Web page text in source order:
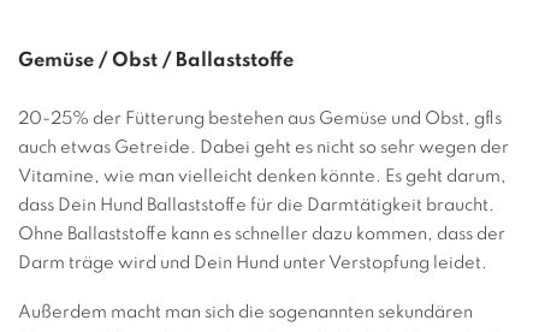
Gemüse / Obst / Ballaststoffe
20-25% der Fütterung bestehen aus Gemüse und Obst, gfls
auch etwas Getreide. Dabei geht es nicht so sehr wegen der
Vitamine, wie man vielleicht denken könnte. Es geht darum,
dass Dein Hund Ballaststoffe für die Darmtätigkeit braucht.
Ohne Ballaststoffe kann es schneller dazu kommen, dass der
Darm träge wird und Dein Hund unter Verstopfung leidet.
Außerdem macht man sich die sogenannten sekundären